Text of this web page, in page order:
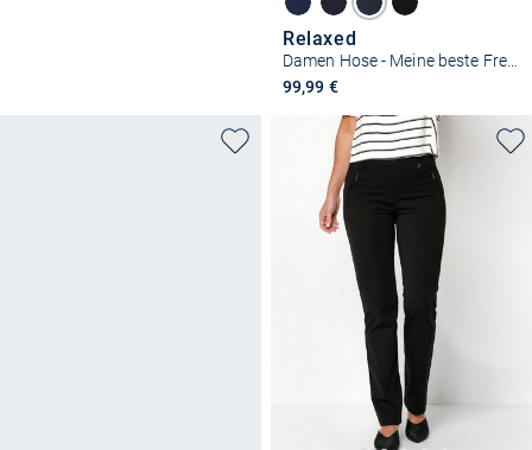
Relaxed
Damen Hose - Meine beste Freundin Slim
99,99 €